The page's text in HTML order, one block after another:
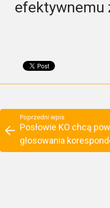
efektywnemu
Poprzedni wpis
Posłowie KO chcą
głosowania